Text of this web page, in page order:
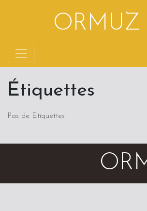
ORMUZ
Étiquettes
Pas de Étiquettes